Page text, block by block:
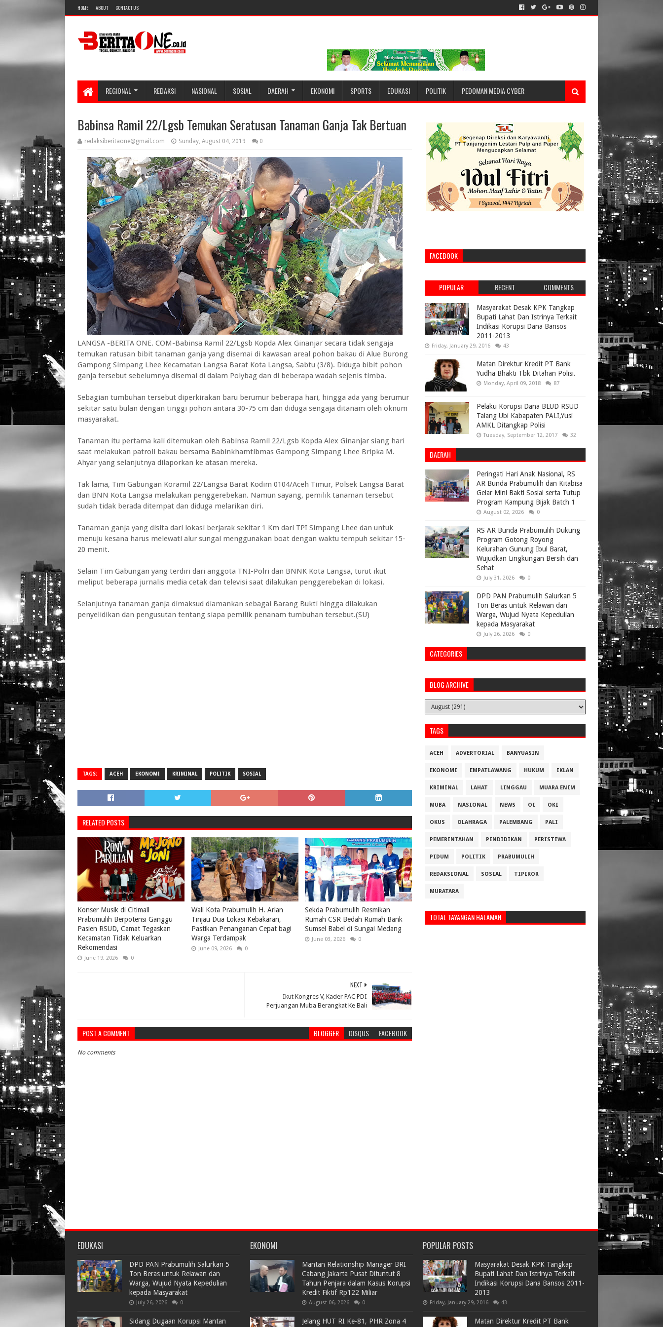
HOME ABOUT CONTACT US
REGIONAL REDAKSI NASIONAL SOSIAL DAERAH EKONOMI SPORTS EDUKASI POLITIK PEDOMAN MEDIA CYBER
Babinsa Ramil 22/Lgsb Temukan Seratusan Tanaman Ganja Tak Bertuan
redaksiberitaone@gmail.com Sunday, August 04, 2019 0
LANGSA -BERITA ONE. COM-Babinsa Ramil 22/Lgsb Kopda Alex Ginanjar secara tidak sengaja
temukan ratusan bibit tanaman ganja yang disemai di kawasan areal pohon bakau di Alue Burong
Gampong Simpang Lhee Kecamatan Langsa Barat Kota Langsa, Sabtu (3/8). Diduga bibit pohon
ganja tersebut sebelumnya disemai di dalam Polybag dan di beberapa wadah sejenis timba.
Sebagian tumbuhan tersebut diperkirakan baru berumur beberapa hari, hingga ada yang berumur
sekitar satu bulan dengan tinggi pohon antara 30-75 cm dan diduga sengaja ditanam oleh oknum
masyarakat.
Tanaman itu pertama kali ditemukan oleh Babinsa Ramil 22/Lgsb Kopda Alex Ginanjar siang hari
saat melakukan patroli bakau bersama Babinkhamtibmas Gampong Simpang Lhee Bripka M.
Ahyar yang selanjutnya dilaporkan ke atasan mereka.
Tak lama, Tim Gabungan Koramil 22/Langsa Barat Kodim 0104/Aceh Timur, Polsek Langsa Barat
dan BNN Kota Langsa melakukan penggerebekan. Namun sayang, pemilik tanaman tersebut
sudah tidak berada ditempat dan diduga melarikan diri.
Tanaman ganja yang disita dari lokasi berjarak sekitar 1 Km dari TPI Simpang Lhee dan untuk
menuju kesana harus melewati alur sungai menggunakan boat dengan waktu tempuh sekitar 15-
20 menit.
Selain Tim Gabungan yang terdiri dari anggota TNI-Polri dan BNNK Kota Langsa, turut ikut
meliput beberapa jurnalis media cetak dan televisi saat dilakukan penggerebekan di lokasi.
Selanjutnya tanaman ganja dimaksud diamankan sebagai Barang Bukti hingga dilakukan
penyelidikan dan pengusutan tentang siapa pemilik penanam tumbuhan tersebut.(SU)
TAGS: ACEH EKONOMI KRIMINAL POLITIK SOSIAL
RELATED POSTS
Konser Musik di Citimall
Prabumulih Berpotensi Ganggu
Pasien RSUD, Camat Tegaskan
Kecamatan Tidak Keluarkan
Rekomendasi
June 19, 2026 0
Wali Kota Prabumulih H. Arlan
Tinjau Dua Lokasi Kebakaran,
Pastikan Penanganan Cepat bagi
Warga Terdampak
June 09, 2026 0
Sekda Prabumulih Resmikan
Rumah CSR Bedah Rumah Bank
Sumsel Babel di Sungai Medang
June 03, 2026 0
NEXT
Ikut Kongres V, Kader PAC PDI
Perjuangan Muba Berangkat Ke Bali
POST A COMMENT BLOGGER DISQUS FACEBOOK
No comments
FACEBOOK
POPULAR RECENT COMMENTS
Masyarakat Desak KPK Tangkap
Bupati Lahat Dan Istrinya Terkait
Indikasi Korupsi Dana Bansos
2011-2013
Friday, January 29, 2016 43
Matan Direktur Kredit PT Bank
Yudha Bhakti Tbk Ditahan Polisi.
Monday, April 09, 2018 87
Pelaku Korupsi Dana BLUD RSUD
Talang Ubi Kabapaten PALI,Yusi
AMKL Ditangkap Polisi
Tuesday, September 12, 2017 32
DAERAH
Peringati Hari Anak Nasional, RS
AR Bunda Prabumulih dan Kitabisa
Gelar Mini Bakti Sosial serta Tutup
Program Kampung Bijak Batch 1
August 02, 2026 0
RS AR Bunda Prabumulih Dukung
Program Gotong Royong
Kelurahan Gunung Ibul Barat,
Wujudkan Lingkungan Bersih dan
Sehat
July 31, 2026 0
DPD PAN Prabumulih Salurkan 5
Ton Beras untuk Relawan dan
Warga, Wujud Nyata Kepedulian
kepada Masyarakat
July 26, 2026 0
CATEGORIES
BLOG ARCHIVE
TAGS
ACEH ADVERTORIAL BANYUASIN
EKONOMI EMPATLAWANG HUKUM IKLAN
KRIMINAL LAHAT LINGGAU MUARA ENIM
MUBA NASIONAL NEWS OI OKI
OKUS OLAHRAGA PALEMBANG PALI
PEMERINTAHAN PENDIDIKAN PERISTIWA
PIDUM POLITIK PRABUMULIH
REDAKSIONAL SOSIAL TIPIKOR
MURATARA
TOTAL TAYANGAN HALAMAN
EDUKASI
DPD PAN Prabumulih Salurkan 5
Ton Beras untuk Relawan dan
Warga, Wujud Nyata Kepedulian
kepada Masyarakat
July 26, 2026 0
Sidang Dugaan Korupsi Mantan
EKONOMI
Mantan Relationship Manager BRI
Cabang Jakarta Pusat Dituntut 8
Tahun Penjara dalam Kasus Korupsi
Kredit Fiktif Rp122 Miliar
August 06, 2026 0
Jelang HUT RI Ke-81, PHR Zona 4
POPULAR POSTS
Masyarakat Desak KPK Tangkap
Bupati Lahat Dan Istrinya Terkait
Indikasi Korupsi Dana Bansos 2011-
2013
Friday, January 29, 2016 43
Matan Direktur Kredit PT Bank